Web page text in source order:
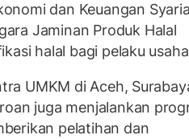
dan Keuangan
Jaminan Produk Halal
halal bagi pelaku
UMKM di Aceh,
juga menjalankan
pelatihan dan